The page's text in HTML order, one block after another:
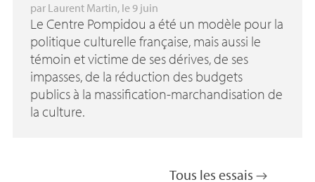
par Laurent Martin, le 9 juin
Le Centre Pompidou a été un modèle pour la
politique culturelle française, mais aussi le
témoin et victime de ses dérives, de ses
impasses, de la réduction des budgets
publics à la massification-marchandisation de
la culture.
Tous les essais